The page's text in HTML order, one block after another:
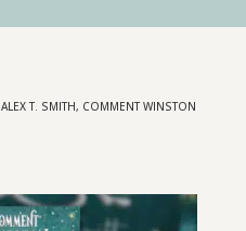
ALEX T. SMITH, COMMENT WINSTON